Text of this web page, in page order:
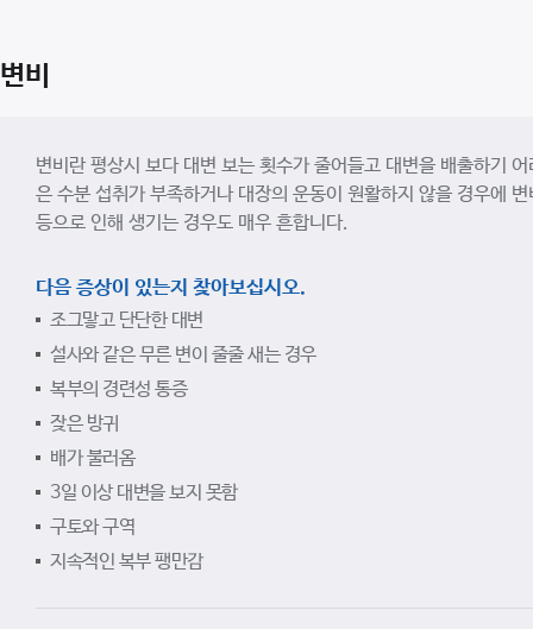
변비
변비란 평상시 보다 대변 보는 횟수가 줄어들고 대변을 배출하기
은 수분 섭취가 부족하거나 대장의 운동이 원활하지 않을 경우에
등으로 인해 생기는 경우도 매우 흔합니다.
다음 증상이 있는지 찾아보십시오.
조그맣고 단단한 대변
설사와 같은 무른 변이 줄줄 새는 경우
복부의 경련성 통증
잦은 방귀
배가 불러옴
3일 이상 대변을 보지 못함
구토와 구역
지속적인 복부 팽만감